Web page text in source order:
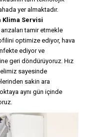
yer almaktadır.
Klima Servisi
tamir etmekle
optimize ediyor, hava
ediyor ve
geri döndürüyoruz. Hız
sayesinde
sakin ara
aynı gün içinde